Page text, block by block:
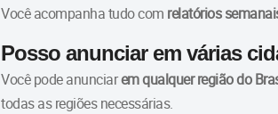
Você acompanha tudo com relatórios
Posso anunciar em várias
Você pode anunciarem qualquer região do
todas as regiões necessárias.